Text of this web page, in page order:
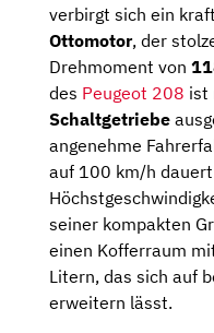
verbirgt sich ein
Ottomotor, der
Drehmoment von
des Peugeot 208 ist
Schaltgetriebe
angenehme
auf 100 km/h
seiner kompakten
einen Kofferraum
Litern, das sich auf
erweitern lässt.